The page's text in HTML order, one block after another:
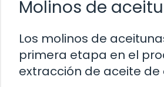
Molinos de
Los molinos de
primera etapa en el
extracción de aceite de